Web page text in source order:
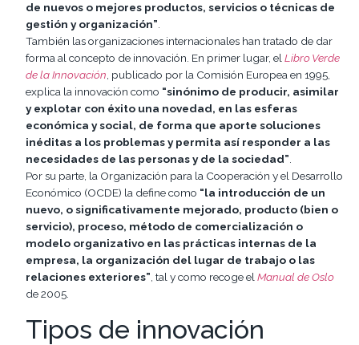
de nuevos o mejores productos, servicios o técnicas de
gestión y organización”
También las organizaciones internacionales han tratado de dar
forma al concepto de innovación. En primer lugar, el Libro Verde
de la Innovación , publicado por la Comisión Europea en 1995,
explica la innovación como “sinónimo de producir, asimilar
y explotar con éxito una novedad, en las esferas
económica y social, de forma que aporte soluciones
inéditas a los problemas y permita así responder a las
necesidades de las personas y de la sociedad”
Por su parte, la Organización para la Cooperación y el Desarrollo
Económico (OCDE) la define como “la introducción de un
nuevo, o significativamente mejorado, producto (bien o
servicio), proceso, método de comercialización o
modelo organizativo en las prácticas internas de la
empresa, la organización del lugar de trabajo o las
relaciones exteriores” , tal y como recoge el Manual de Oslo
de 2005.
Tipos de innovación